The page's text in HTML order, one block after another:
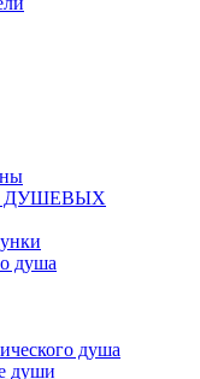
ДУШЕВЫХ
душа
душа
души